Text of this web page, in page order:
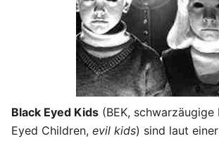
Black Eyed Kids (BEK, schwarzäugige
Eyed Children, evil kids) sind laut einer